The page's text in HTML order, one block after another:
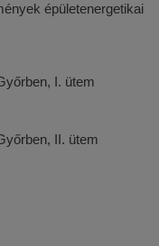
épületenergetikai
I. ütem
II. ütem